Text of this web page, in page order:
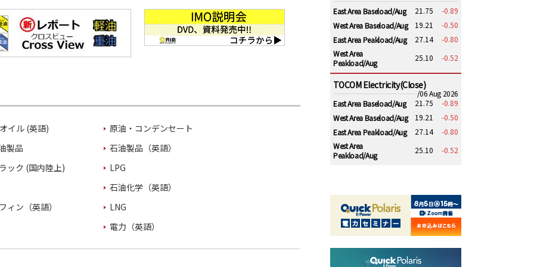
イル (英語)
原油・コンデンセート
製品
石油製品（英語）
ック (国内陸上)
LPG
石油化学（英語）
ィン（英語）
LNG
電力（英語）
East Area Baseload/Aug 21.75
-0.89
West Area Baseload/Aug
19.21
-0.50
East Area Peakload/Aug
27.14
-0.80
West Area
Peakload/Aug
25.10 -0.52
TOCOM Electricity(Close)
/06 Aug 2026
East Area Baseload/Aug
21.75
-0.89
West Area Baseload/Aug
19.21
-0.50
East Area Peakload/Aug
27.14
-0.80
West Area
Peakload/Aug
25.10 -0.52